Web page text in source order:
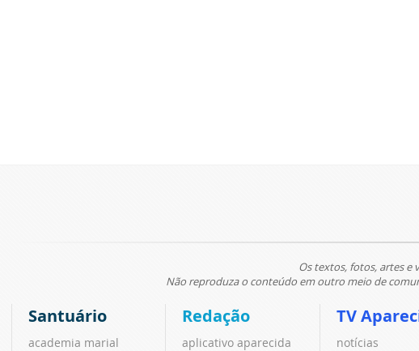
Os textos, fotos, artes e
Não reproduza o conteúdo em outro meio de
Santuário
academia marial
Redação
aplicativo aparecida
TV
notícias